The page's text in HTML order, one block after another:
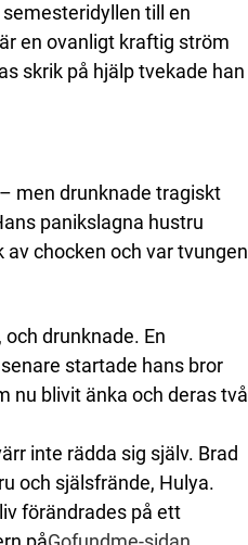
till en
en ovanligt kraftig ström
skrik på hjälp tvekade han
men drunknade tragiskt
panikslagna hustru
chocken och var tvungen
drunknade. En
startade hans bror
nu blivit änka och deras två
inte rädda sig själv. Brad
och själsfrände, Hulya.
förändrades på ett